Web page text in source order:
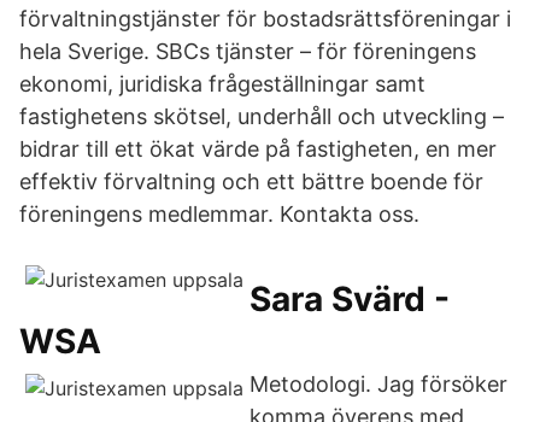
förvaltningstjänster för bostadsrättsföreningar i
hela Sverige. SBCs tjänster – för föreningens
ekonomi, juridiska frågeställningar samt
fastighetens skötsel, underhåll och utveckling –
bidrar till ett ökat värde på fastigheten, en mer
effektiv förvaltning och ett bättre boende för
föreningens medlemmar. Kontakta oss.
Sara Svärd -
WSA
Metodologi. Jag försöker
komma överens med